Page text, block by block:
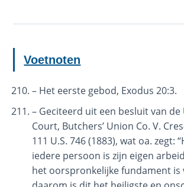
Revelation
Daniel's
Seventy
Weeks
The
Restoration
Voetnoten
– Het eerste gebod, Exodus 20:3.
– Geciteerd uit een besluit van de
Court, Butchers’ Union Co. V.
111 U.S. 746 (1883), wat oa. zegt:
iedere persoon is zijn eigen
het oorspronkelijke fundament is